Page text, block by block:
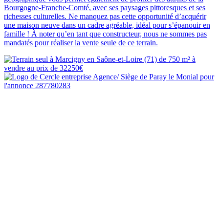
Bourgogne-Franche-Comté, avec ses paysages pittoresques et ses
richesses culturelles. Ne manquez pas cette opportunité d’acquérir
une maison neuve dans un cadre agréable, idéal pour s’épanouir en
famille ! À noter qu’en tant que constructeur, nous ne sommes pas
mandatés pour réaliser la vente seule de ce terrain.